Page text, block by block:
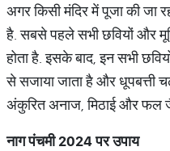
अगर किसी मंदिर में पूजा की जा
है. सबसे पहले सभी छवियों और
होता है. इसके बाद, इन सभी
से सजाया जाता है और धूपबत्ती
अंकुरित अनाज, मिठाई और फल
नागपंचमी2024परउपाय